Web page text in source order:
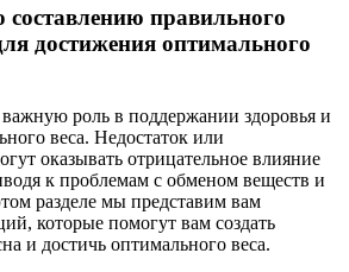
составлению правильного
достижения оптимального
роль в поддержании здоровья и
веса. Недостаток или
оказывать отрицательное влияние
к проблемам с обменом веществ и
разделе мы представим вам
которые помогут вам создать
и достичь оптимального веса.